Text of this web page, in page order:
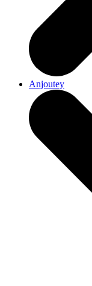
Anjoutey